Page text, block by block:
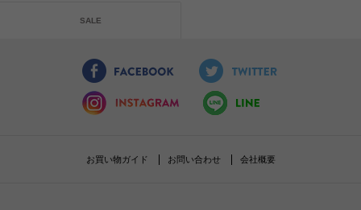
SALE
お買い物ガイド お問い合わせ 会社概要